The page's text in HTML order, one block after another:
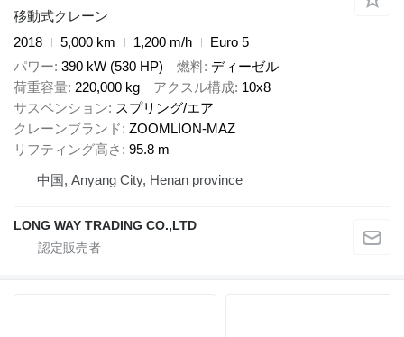
移動式クレーン
2018
5,000 km 1,200 m/h
Euro 5
パワー 390 kW (530 HP) 燃料 ディーゼル
荷重容量 220,000 kg アクスル構成 10x8
サスペンション
スプリング/エア
クレーンブランド ZOOMLION-MAZ
リフティング高さ
95.8 m
中国, Anyang City, Henan province
LONG WAY TRADING CO.,LTD